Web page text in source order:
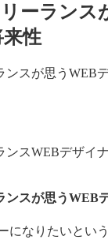
リーランス
性
ンスWEBデザイ
ンスが思うWEB
になりたいとい